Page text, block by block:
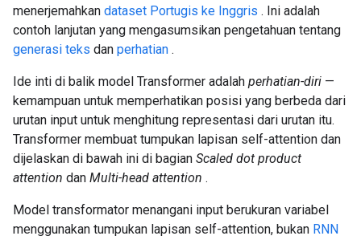
menerjemahkan dataset Portugis ke Inggris . Ini adalah
contoh lanjutan yang mengasumsikan pengetahuan tentang
generasi teks dan perhatian .
Ide inti di balik model Transformer adalah perhatian-diri —
kemampuan untuk memperhatikan posisi yang berbeda dari
urutan input untuk menghitung representasi dari urutan itu.
Transformer membuat tumpukan lapisan self-attention dan
dijelaskan di bawah ini di bagian Scaled dot product
attention dan Multi-head attention .
Model transformator menangani input berukuran variabel
menggunakan tumpukan lapisan self-attention, bukan RNN